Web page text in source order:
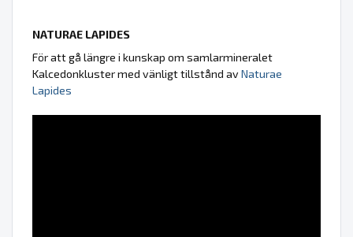
NATURAE LAPIDES
För att gå längre i kunskap om samlarmineralet
Kalcedonkluster med vänligt tillstånd avNaturae
Lapides